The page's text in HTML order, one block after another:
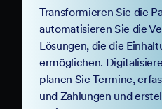
Transformieren Sie die
automatisieren Sie die
Lösungen, die die
ermöglichen.
planen Sie Termine,
und Zahlungen und